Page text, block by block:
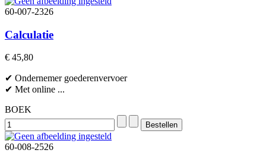
60-007-2326
Calculatie
€ 45,80
✔ Ondernemer goederenvervoer
✔ Met online ...
BOEK
60-008-2526